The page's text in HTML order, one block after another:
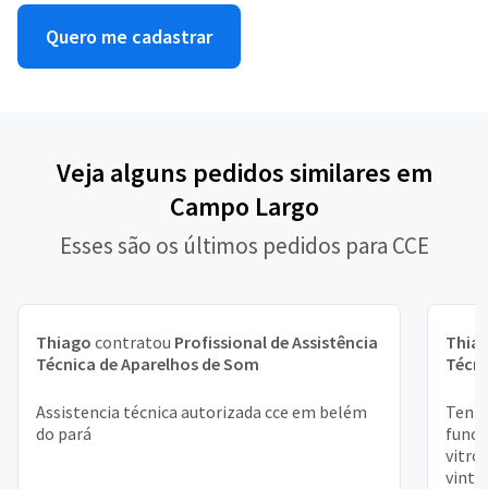
Quero me cadastrar
Veja alguns pedidos similares em
Campo Largo
Esses são os últimos pedidos para CCE
Thiago contratou Profissional de Assistência
Técnica de Aparelhos de Som
Assistencia técnica autorizada cce em belém
do pará